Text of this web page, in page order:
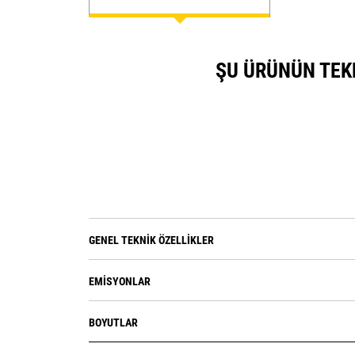
ŞU ÜRÜNÜN
GENEL TEKNIK ÖZELLIKLER
EMISYONLAR
BOYUTLAR